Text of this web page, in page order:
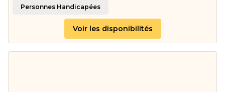
Personnes Handicapées
Voir les disponibilités